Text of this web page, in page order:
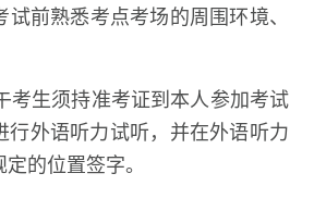
试前熟悉考点考场的周围环境、
考生须持准考证到本人参加考试
行外语听力试听，并在外语听力
的位置签字。